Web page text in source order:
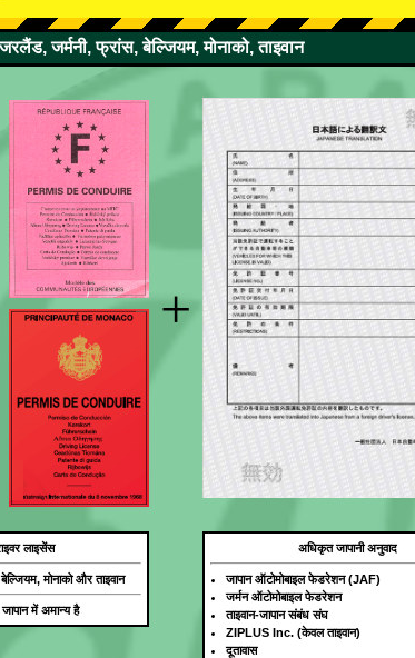
जर्मनी, फ्रांस, बेल्जियम, मोनाको, ताइवान
+
लाइसेंस
मोनाको और ताइवान
में अमान्य है
अधिकृत जापानी अनुवाद
जापान ऑटोमोबाइल फेडरेशन (JAF)
जर्मन ऑटोमोबाइल फेडरेशन
ताइवान-जापान संबंध संघ
ZIPLUS Inc. (केवल ताइवान)
दूतावास